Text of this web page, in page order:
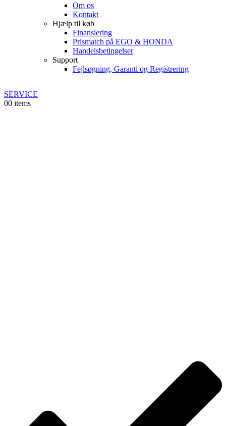
Om os
Kontakt
Hjælp til køb
Finansiering
Prismatch på EGO & HONDA
Handelsbetingelser
Support
Fejlsøgning, Garanti og Registrering
SERVICE
00 items